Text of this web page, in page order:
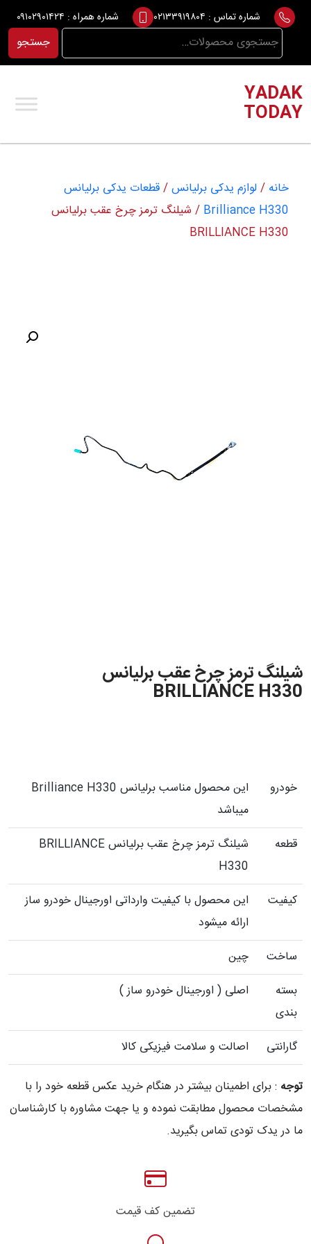
Skip
content
شماره تماس : ۰۲۱۳۳۹۱۹۸۰۴ شماره همراه : ۰۹۱۰۲۹۰۱۴۲۴
جستجو
برای:
جستجو
YADAK
TODAY
خانه / لوازم یدکی برلیانس/قطعات یدکی برلیانس
Brilliance H330 / شیلنگ ترمز چرخ عقب برلیانس
BRILLIANCE H330
شیلنگ ترمز چرخ عقب برلیانس
BRILLIANCE H330
خودرو
این محصول مناسب برلیانس Brilliance H330
میباشد
قطعه
شیلنگ ترمز چرخ عقب برلیانس BRILLIANCE
H330
کیفیت
این محصول با کیفیت وارداتی اورجینال خودرو ساز
ارائه میشود
ساخت
چین
بسته
بندی
اصلی ( اورجینال خودرو ساز )
گارانتی اصالت و سلامت فیزیکی کالا
توجه : برای اطمینان بیشتر در هنگام خرید عکس قطعه خود را با
مشخصات محصول مطابقت نموده و یا جهت مشاوره با کارشناسان
ما در یدک تودی تماس بگیرید.
تضمین کف قیمت